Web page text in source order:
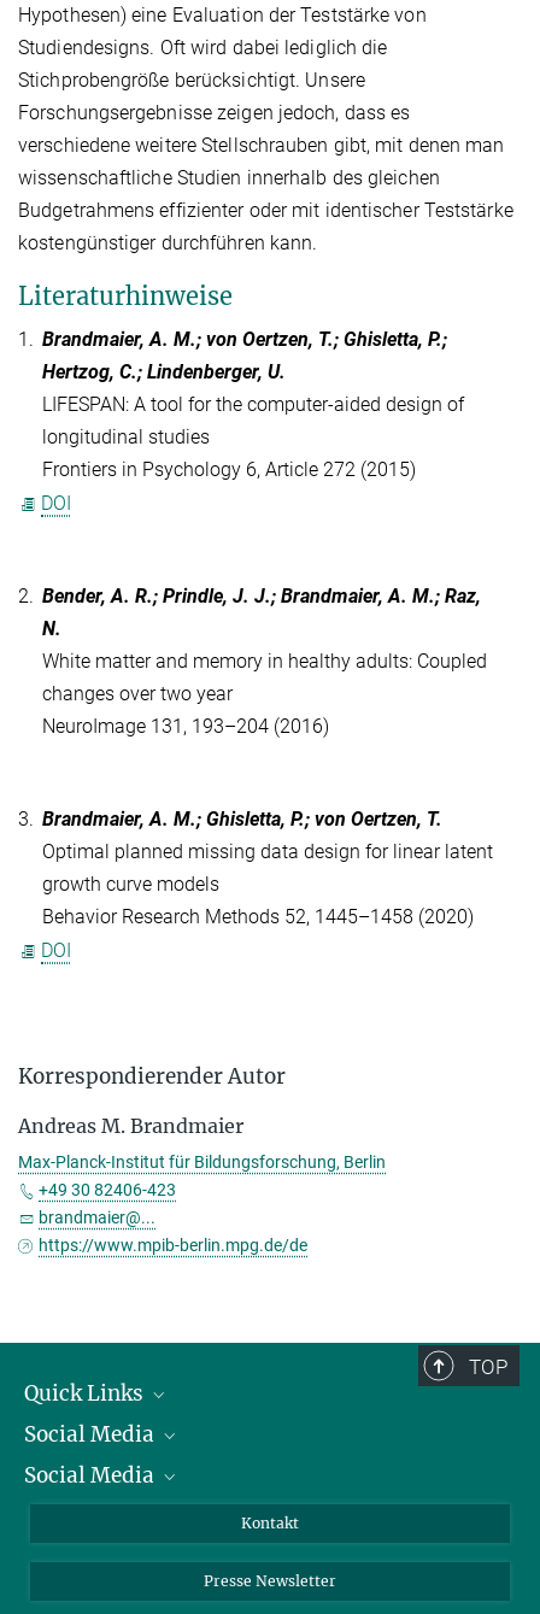
Hypothesen) eine Evaluation der Teststärke von
Studiendesigns. Oft wird dabei lediglich die
Stichprobengröße berücksichtigt. Unsere
Forschungsergebnisse zeigen jedoch, dass es
verschiedene weitere Stellschrauben gibt, mit denen man
wissenschaftliche Studien innerhalb des gleichen
Budgetrahmens effizienter oder mit identischer Teststärke
kostengünstiger durchführen kann.
Literaturhinweise
1. Brandmaier, A. M.; von Oertzen, T.; Ghisletta, P.;
Hertzog, C.; Lindenberger, U.
LIFESPAN: A tool for the computer-aided design of
longitudinal studies
Frontiers in Psychology 6, Article 272 (2015)
DOI
2. Bender, A. R.; Prindle, J. J.; Brandmaier, A. M.; Raz,
N.
White matter and memory in healthy adults: Coupled
changes over two year
NeuroImage 131, 193–204 (2016)
3. Brandmaier, A. M.; Ghisletta, P.; von Oertzen, T.
Optimal planned missing data design for linear latent
growth curve models
Behavior Research Methods 52, 1445–1458 (2020)
DOI
Korrespondierender Autor
Andreas M. Brandmaier
Max-Planck-Institut für Bildungsforschung, Berlin
+49 30 82406-423
brandmaier@...
https://www.mpib-berlin.mpg.de/de
TOP
Quick Links
Präsident
Zahlen und Fakten
Social Media
Bluesky
TikTok
Social Media
Instagram
YouTube
Kontakt
Presse Newsletter